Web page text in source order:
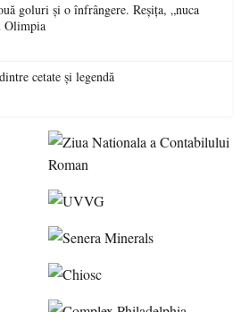
goluri și o înfrângere. Reșița, „nuca
Olimpia
dintre cetate și legendă